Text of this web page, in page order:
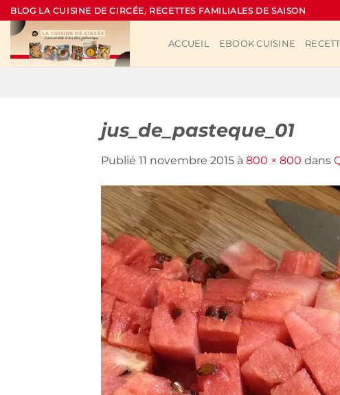
Passer
au
contenu
BLOG LA CUISINE DE CIRCÉE, RECETTES FAMILIALES DE SAISON
ACCUEIL EBOOK CUISINE
jus_de_pasteque_01
Publié 11 novembre 2015 à 800 × 800 dans